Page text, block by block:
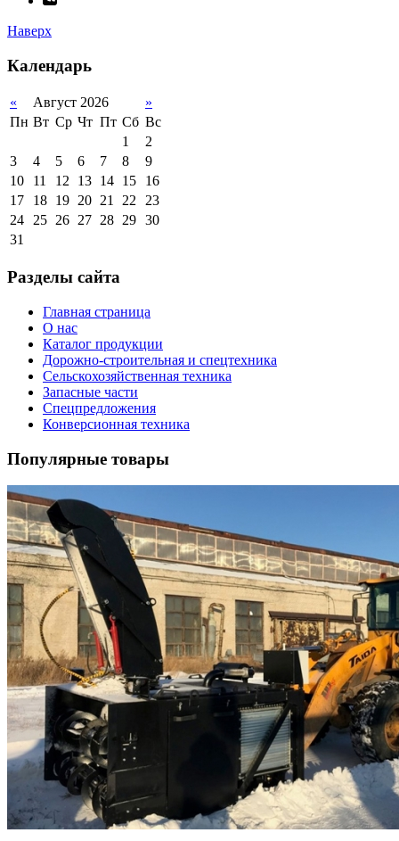
Наверх
Календарь
« Август 2026
»
Пн Вт Ср Чт Пт Сб Вс
1
2
3
4 5 6 7 8
9
10
11 12 13 14 15
16
17
18 19 20 21 22 23
24 25 26 27 28 29 30
31
Разделы сайта
Главная страница
О нас
Каталог продукции
Дорожно-строительная и спецтехника
Сельскохозяйственная техника
Запасные части
Спецпредложения
Конверсионная техника
Популярные товары